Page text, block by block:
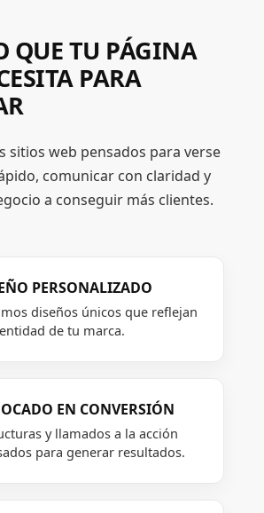
QUE TU PÁGINA
PARA
sitios web pensados para verse
comunicar con claridad y
a conseguir más clientes.
PERSONALIZADO
diseños únicos que reflejan
de tu marca.
EN CONVERSIÓN
y llamados a la acción
para generar resultados.